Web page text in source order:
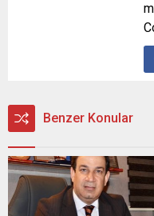
Benzer Konular